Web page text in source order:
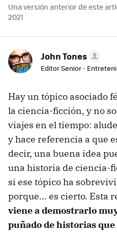
Una versión anterior de este
2021
John Tones
Editor Senior -
Hay un tópico asociado
la ciencia-ficción, y no
viajes en el tiempo:
y hace referencia a que
decir, una buena idea
una historia de ciencia-
si ese tópico ha
porque... es cierto. Esta
viene a demostrarlo
puñado de historias